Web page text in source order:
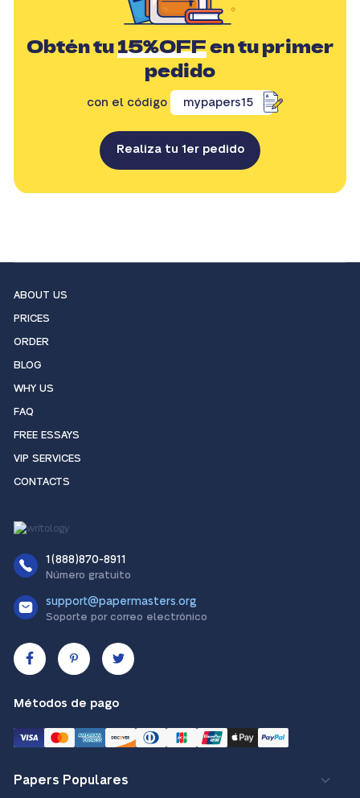
Obtén tu15%OFFen tu primer
pedido
con el código mypapers15
Realiza tu 1er pedido
ABOUT US
PRICES
ORDER
BLOG
WHY US
FAQ
FREE ESSAYS
VIP SERVICES
CONTACTS
1(888)870-8911
Número gratuito
support@papermasters.org
Soporte por correo electrónico
Métodos de pago
Papers Populares